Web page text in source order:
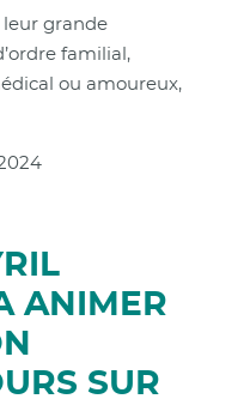
grande
familial,
ou amoureux,
ANIMER
SUR